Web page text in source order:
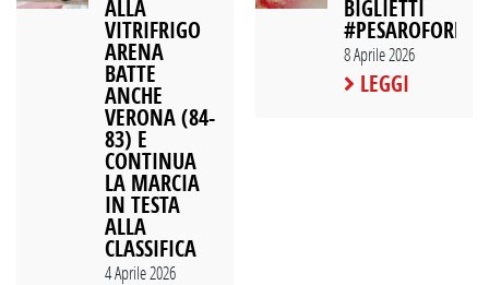
ALLA
VITRIFRIGO
ARENA
BATTE
ANCHE
VERONA (84-
83) E
CONTINUA
LA MARCIA
IN TESTA
ALLA
CLASSIFICA
4 Aprile 2026
BIGLIETTI
#PESAROFORLÌ
8 Aprile 2026
LEGGI